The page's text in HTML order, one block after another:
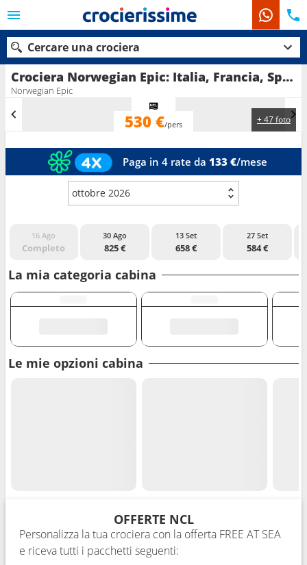
Crociera Norwegian Epic: Italia, Francia, Spagna in partenza da Civitavecchia - Roma
Norwegian Epic
+ 47 foto
530 €/pers
Paga in 4 rate da 133 €/mese
ottobre 2026
16 Ago
Completo
30 Ago
825 €
13 Set
658 €
27 Set
584 €
La mia categoria cabina
Le mie opzioni cabina
OFFERTE NCL
Personalizza la tua crociera con la offerta FREE AT SEA
e riceva tutti i pacchetti seguenti:
Cercare una crociera
Le nostre destinazioni
Mesi di partenza
Compagnie